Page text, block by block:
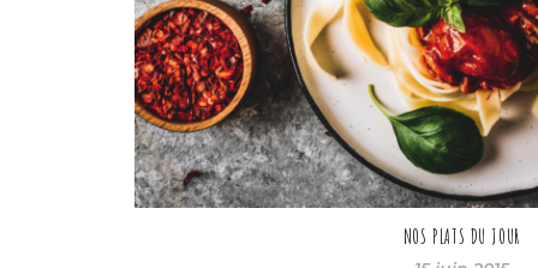
NOS PLATS DU JOUR